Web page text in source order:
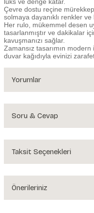
Çevre dostu reçine
solmaya dayanıklı renkler
Her rulo, mükemmel desen
tasarlanmıştır ve dakikalar
kavuşmanızı sağlar.
Zamansız tasarımın
duvar kağıdıyla evinizi
Yorumlar
Soru & Cevap
Ürün
Taksit Seçenekleri
Önerileriniz